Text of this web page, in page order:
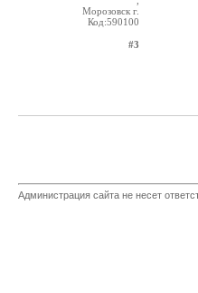
Морозовск г.
Код:590100
#3
Администрация сайта не несет